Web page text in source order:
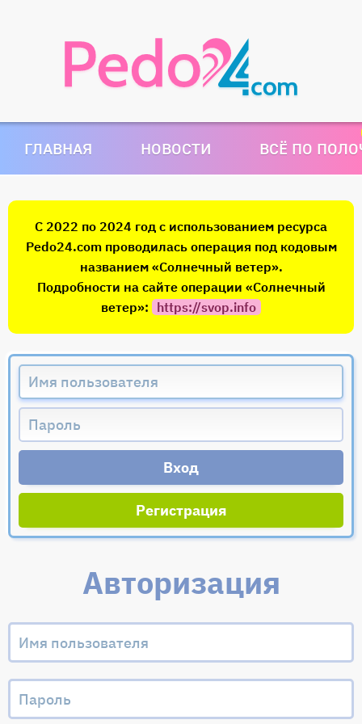
ГЛАВНАЯ НОВОСТИ ВСЁ ПО
С 2022 по 2024 год с использованием ресурса
Pedo24.com проводилась операция под кодовым
названием «Солнечный ветер».
Подробности на сайте операции «Солнечный
ветер»: https://svop.info
Регистрация
Авторизация